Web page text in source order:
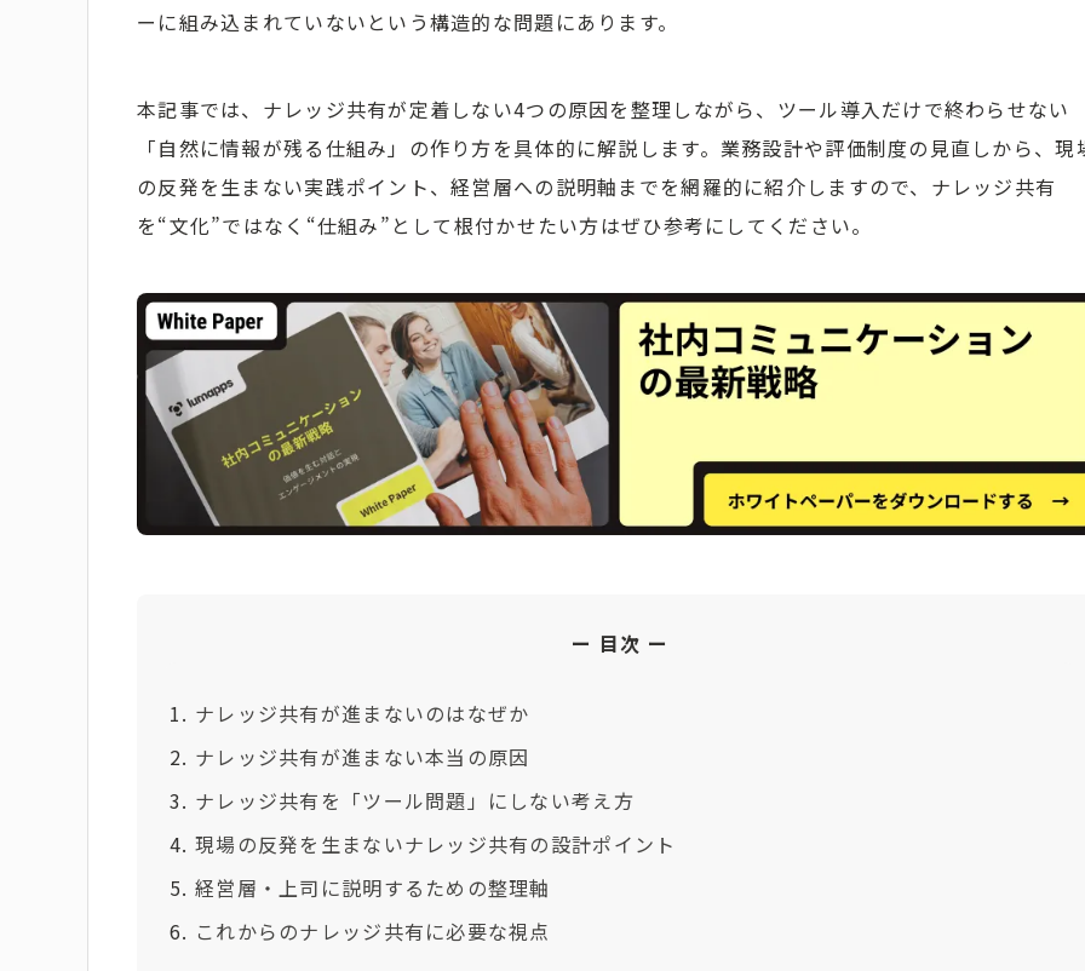
ーに組み込まれていないという構造的な問題にあります。
本記事では、ナレッジ共有が定着しない4つの原因を整理しながら、ツール導入だけで終わらせない
「自然に情報が残る仕組み」の作り方を具体的に解説します。業務設計や評価制度の見直しから、現
の反発を生まない実践ポイント、経営層への説明軸までを網羅的に紹介しますので、ナレッジ共有
を“文化”ではなく“仕組み”として根付かせたい方はぜひ参考にしてください。
目次
ナレッジ共有が進まないのはなぜか
ナレッジ共有が進まない本当の原因
ナレッジ共有を「ツール問題」にしない考え方
現場の反発を生まないナレッジ共有の設計ポイント
経営層・上司に説明するための整理軸
これからのナレッジ共有に必要な視点